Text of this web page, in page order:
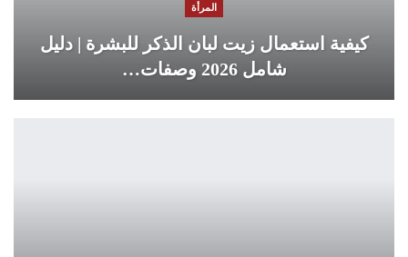
المرأة
كيفية استعمال زيت لبان الذكر للبشرة | دليل
شامل 2026 وصفات…